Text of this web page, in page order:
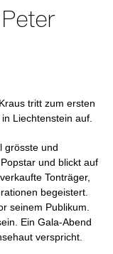
tritt zum ersten
Liechtenstein auf.
grösste und
und blickt auf
Tonträger,
begeistert.
seinem Publikum.
Ein Gala-Abend
verspricht.